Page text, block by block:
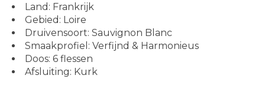
Land: Frankrijk
Gebied: Loire
Druivensoort: Sauvignon Blanc
Smaakprofiel: Verfijnd & Harmonieus
Doos: 6 flessen
Afsluiting: Kurk